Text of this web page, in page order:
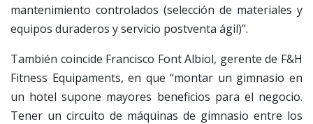
mantenimiento controlados (selección de materiales y
equipos duraderos y servicio postventa ágil)”.
También coincide Francisco Font Albiol, gerente de F&H
Fitness Equipaments, en que “montar un gimnasio en
un hotel supone mayores beneficios para el negocio.
Tener un circuito de máquinas de gimnasio entre los